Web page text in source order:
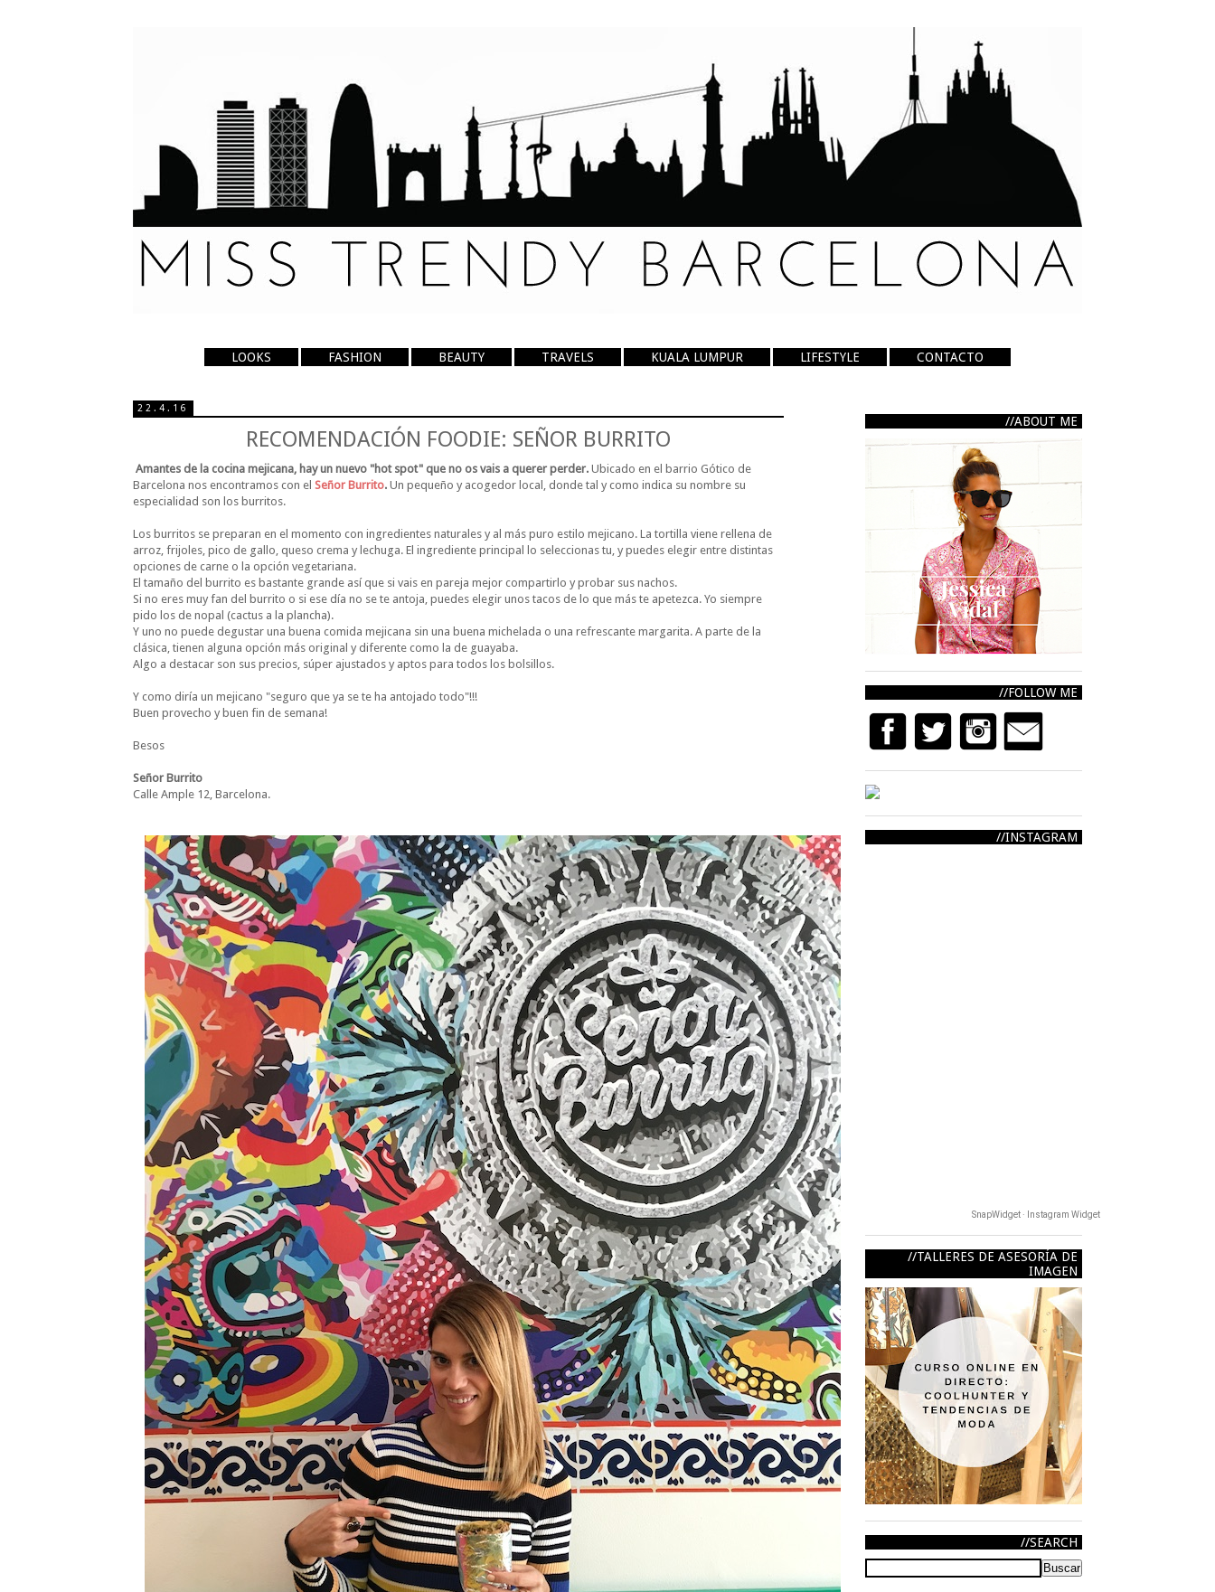
LOOKS FASHION BEAUTY TRAVELS KUALA LUMPUR LIFESTYLE CONTACTO
ABOUT ME
FOLLOW ME
INSTAGRAM
SnapWidget · Instagram Widget
TALLERES DE ASESORÍA DE
IMAGEN
SEARCH
22.4.16
RECOMENDACIÓN FOODIE: SEÑOR BURRITO
Amantes de la cocina mejicana, hay un nuevo "hot spot" que no os vais a querer perder. Ubicado en el barrio Gótico de
Barcelona nos encontramos con el Señor Burrito. Un pequeño y acogedor local, donde tal y como indica su nombre su
especialidad son los burritos.
Los burritos se preparan en el momento con ingredientes naturales y al más puro estilo mejicano. La tortilla viene rellena de
arroz, frijoles, pico de gallo, queso crema y lechuga. El ingrediente principal lo seleccionas tu, y puedes elegir entre distintas
opciones de carne o la opción vegetariana.
El tamaño del burrito es bastante grande así que si vais en pareja mejor compartirlo y probar sus nachos.
Si no eres muy fan del burrito o si ese día no se te antoja, puedes elegir unos tacos de lo que más te apetezca. Yo siempre
pido los de nopal (cactus a la plancha).
Y uno no puede degustar una buena comida mejicana sin una buena michelada o una refrescante margarita. A parte de la
clásica, tienen alguna opción más original y diferente como la de guayaba.
Algo a destacar son sus precios, súper ajustados y aptos para todos los bolsillos.
Y como diría un mejicano "seguro que ya se te ha antojado todo"!!!
Buen provecho y buen fin de semana!
Besos
Señor Burrito
Calle Ample 12, Barcelona.